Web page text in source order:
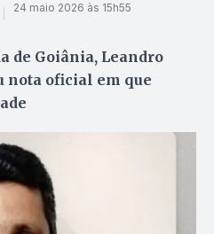
24 maio 2026 às 15h55
de Goiânia, Leandro
nota oficial em que